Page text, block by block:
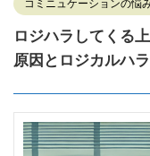
コミニュケーションの悩
ロジハラしてくる
原因とロジカルハ